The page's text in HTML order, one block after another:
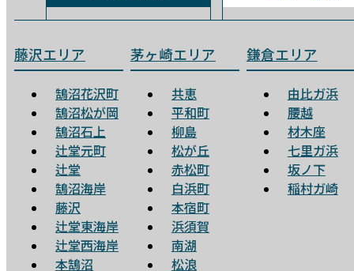
藤沢エリア
鵠沼花沢町
鵠沼松が岡
鵠沼石上
辻堂元町
辻堂
鵠沼海岸
藤沢
辻堂東海岸
辻堂西海岸
本鵠沼
茅ヶ崎エリア
共恵
平和町
柳島
松が丘
赤松町
白浜町
本宿町
浜須賀
南湖
松浪
鎌倉エリア
由比ガ浜
腰越
材木座
七里ガ浜
坂ノ下
稲村ガ崎